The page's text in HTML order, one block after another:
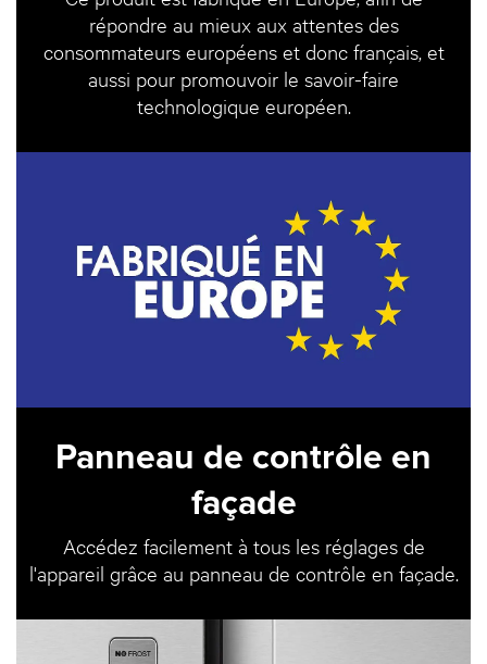
répondre au mieux aux attentes des
consommateurs européens et donc français, et
aussi pour promouvoir le savoir-faire
technologique européen.
Panneau de contrôle en
façade
Accédez facilement à tous les réglages de
l'appareil grâce au panneau de contrôle en façade.